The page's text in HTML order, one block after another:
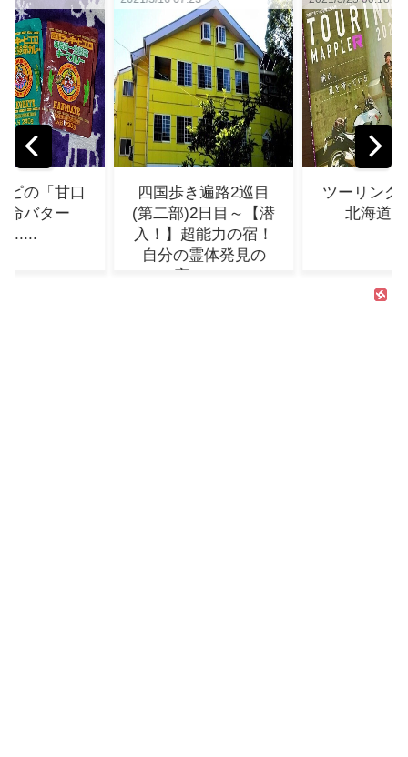
国歩き遍路2巡目
二部)2日目～【潜
！】超能力の宿！
ツーリングマップル
北海道2021...
東日
迎え